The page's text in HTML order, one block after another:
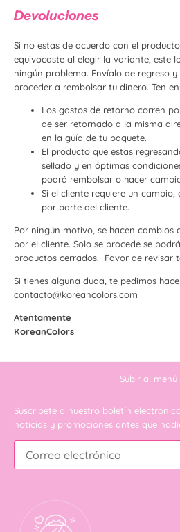
Devoluciones
Si no estas de acuerdo con el
equivocaste al elegir la variante, este
ningún problema. Envíalo de regreso
proceder a rembolsar tu dinero. Ten
Los gastos de retorno corren
de ser retornado a la misma
en la guía de tu paquete.
El producto que estas
sellado y en óptimas
podrá rembolsar o hacer
Si el cliente requiere un
por parte del cliente.
Por ningún motivo, se hacen cambios
por el cliente. Solo se procede se
productos cerrados. Favor de revisar
Si tienes alguna duda, te pedimos
contacto@koreancolors.com
Atentamente
KoreanColors
Subir al menú
Suscribete a nuestro boletín
noticias y promociones antes que